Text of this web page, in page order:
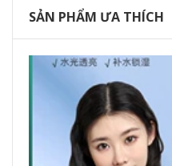
SẢN PHẨM ƯA THÍCH